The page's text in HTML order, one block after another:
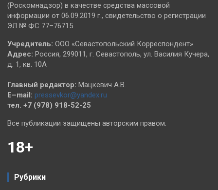
(Роскомнадзор) в качестве средства массовой
информации от 06.09.2019 г., свидетельство о регистрации
ЭЛ № ФС 77–76715
Учредитель: ООО «Севастопольский Корреспондент».
Адрес: Россия, 299011, г. Севастополь, ул. Василия Кучера,
д. 1, кв. 10А
Главный редактор: Мацкевич А.В.
E–mail: pressevkor@yandex.ru
тел. +7 (978) 918-52-25
Все публикации защищены авторским правом.
18+
Рубрики